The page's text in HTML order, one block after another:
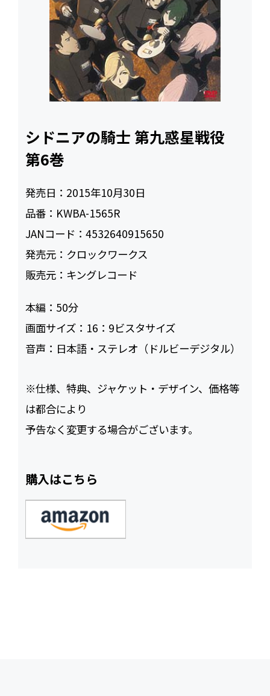
シドニアの騎士 第九惑星戦役
第6巻
発売日： 2015年10月30日
品番： KWBA-1565R
JANコード：4532640915650
発売元： クロックワークス
販売元： キングレコード
本編： 50
画面サイズ： 16：9ビスタサイズ
音声： 日本語・ステレオ（ドルビーデジタル）
※仕様、特典、ジャケット・デザイン、価格等
は都合により
予告なく変更する場合がございます。
購入はこちら